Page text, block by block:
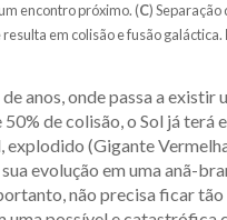
encontro próximo. (C) Separação
em colisão e fusão galáctica.
anos, onde passa a existir
50% de colisão, o Sol já terá
explodido (Gigante
evolução em uma anã-
não precisa ficar tão